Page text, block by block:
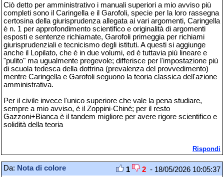
Ciò detto per amministrativo i manuali superiori a mio avviso più
completi sono il Caringella e il Garofoli, specie per la loro rassegna
certosina della giurisprudenza allegata ai vari argomenti, Caringella
è n. 1 per approfondimento scientifico e originalità di argomenti
esposti e sentenze richiamate, Garofoli primeggia per richiami
giurisprudenziali e tecnicismo degli istituti. A questi si aggiunge
anche il Lopilato, che è in due volumi, ed è tuttavia più lineare e
"pulito" ma ugualmente pregevole; differisce per l'impostazione più
di scuola tedesca della dottrina (prevalenza del provvedimento)
mentre Caringella e Garofoli seguono la teoria classica dell'azione
amministrativa.
Per il civile invece l'unico superiore che vale la pena studiare,
sempre a mio avviso, è il Zoppini-Chiné; per il resto
Gazzoni+Bianca è il tandem migliore per avere rigore scientifico e
solidità della teoria
Rispondi
Da: Nota di colore 1 2 - 18/05/2026 10:05:37